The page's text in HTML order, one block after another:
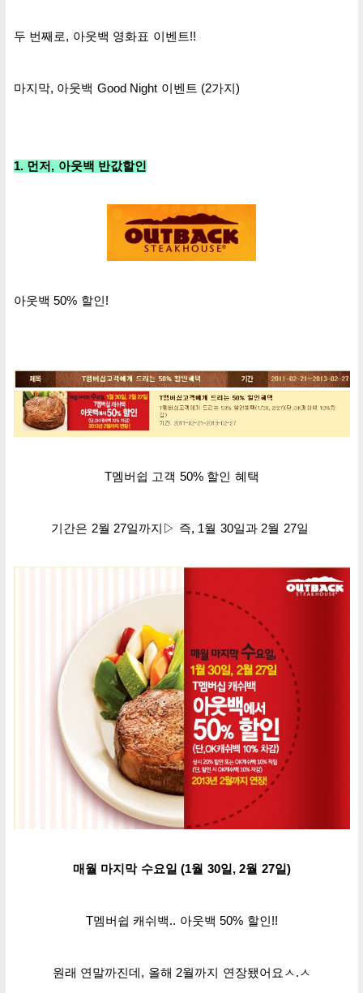
두 번째로, 아웃백 영화표 이벤트!!
마지막, 아웃백 Good Night 이벤트 (2가지)
1. 먼저, 아웃백 반값할인
아웃백 50% 할인!
T멤버쉽 고객 50% 할인 혜택
기간은 2월 27일까지 ▷ 즉, 1월 30일과 2월 27일
매월 마지막수요일 (1월 30일, 2월 27일)
T멤버쉽 캐쉬백.. 아웃백 50% 할인!!
원래 연말까진 데 , 올해 2월까지 연장됐어요ㅅ.ㅅ